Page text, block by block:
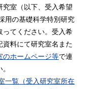
室（以下、受入希望
用の基礎科学特別研究
ってください。受入希
料にて研究室名また
のホームページ等で連
一覧（受入研究室所在